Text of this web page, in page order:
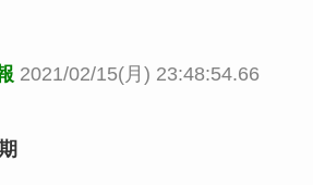
2021/02/15(月) 23:48:54.66